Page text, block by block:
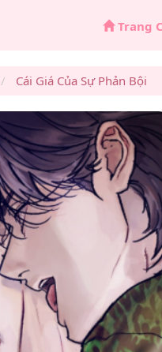
Trang
Cái Giá Của Sự Phản Bội